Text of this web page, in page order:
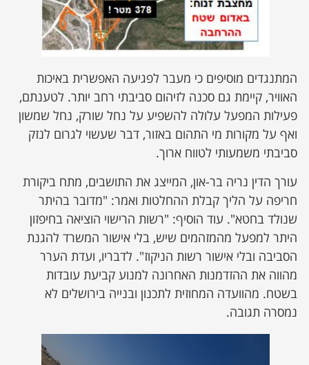
המתנגדים מוסיפים כי מעבר לפגיעה האפשרית באיכות
האוויר, קיימת גם סכנה לזיהום סביבתי רחב יותר. לטענתם,
פעילות המפעל עלולה להשפיע על נחל שורק, נחל שמשון
ואף על מקורות מי התהום באזור, דבר שעשוי לגרום לנזק
סביבתי משמעותי לטווח ארוך.
עורך הדין נריה בר-און, המייצג את התושבים, מתח ביקורת
חריפה על הליך קבלת ההחלטות ואמר: "מדובר בהיתר
שנולד בחטא". עוד הוסיף: "רשות הרישוי הוציאה בחיפזון
היתר למפעל מהמזהמים שיש, בלי אישור המשרד להגנת
הסביבה ובלי אישור רשות הניקוז". לדבריו, ועדת הערר
מהווה את ההזדמנות האחרונה למנוע קביעת עובדות
בשטח. מהוועדה המחוזית לתכנון ובנייה בירושלים לא
נמסרה תגובה.